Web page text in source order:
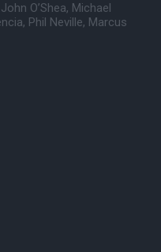
O’Shea, Michael
Phil Neville, Marcus